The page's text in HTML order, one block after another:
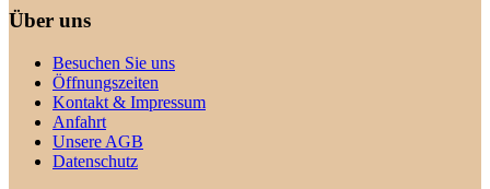
Über uns
Besuchen Sie uns
Öffnungszeiten
Kontakt & Impressum
Anfahrt
Unsere AGB
Datenschutz